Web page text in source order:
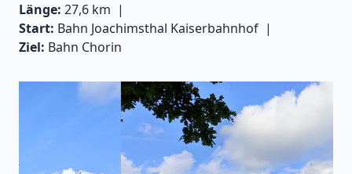
Länge: 27,6 km
Start: Bahn Joachimsthal Kaiserbahnhof
Ziel: Bahn Chorin